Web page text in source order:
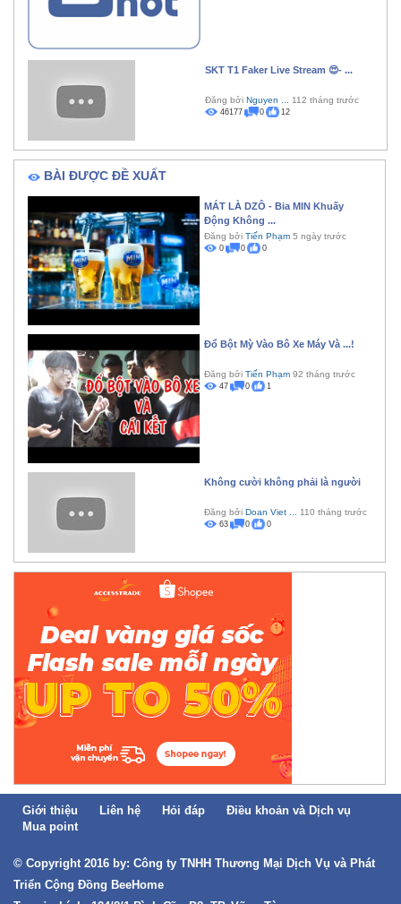
SKT T1 Faker Live Stream 😍- ...
Đăng bởi Nguyen ... 112 tháng trước
46177 0 12
BÀI ĐƯỢC ĐỀ XUẤT
MÁT LÀ DZÔ - Bia MIN Khuấy
Động Không ...
Đăng bởi Tiến Phạm 5 ngày trước
0 0 0
Đổ Bột Mỳ Vào Bô Xe Máy Và ...!
Đăng bởi Tiến Phạm 92 tháng trước
47 0 1
Không cười không phải là người
Đăng bởi Doan Viet ... 110 tháng trước
63 0 0
Giới thiệu Liên hệ Hỏi đáp
Điều khoản và Dịch vụ
Mua point
© Copyright 2016 by: Công ty TNHH Thương Mại Dịch Vụ và Phát
Triển Cộng Đồng BeeHome